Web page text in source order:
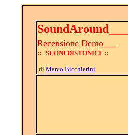
Recensione Demo___
:: SUONI DISTONICI ::
di Marco Bicchierini